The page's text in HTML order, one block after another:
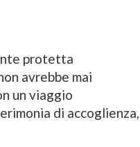
protetta
avrebbe mai
un viaggio
di accoglienza,